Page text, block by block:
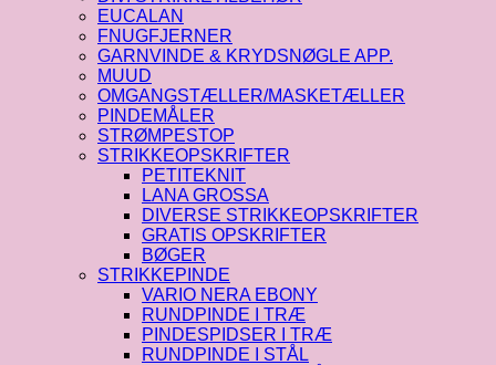
EUCALAN
FNUGFJERNER
GARNVINDE & KRYDSNØGLE APP.
MUUD
OMGANGSTÆLLER/MASKETÆLLER
PINDEMÅLER
STRØMPESTOP
STRIKKEOPSKRIFTER
PETITEKNIT
LANA GROSSA
DIVERSE STRIKKEOPSKRIFTER
GRATIS OPSKRIFTER
BØGER
STRIKKEPINDE
VARIO NERA EBONY
RUNDPINDE I TRÆ
PINDESPIDSER I TRÆ
RUNDPINDE I STÅL